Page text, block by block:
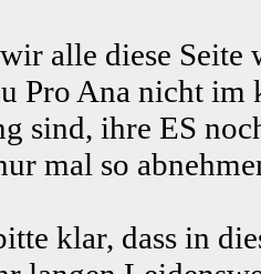
alle diese Seite
Pro Ana nicht im
sind, ihre ES
mal so
klar, dass in